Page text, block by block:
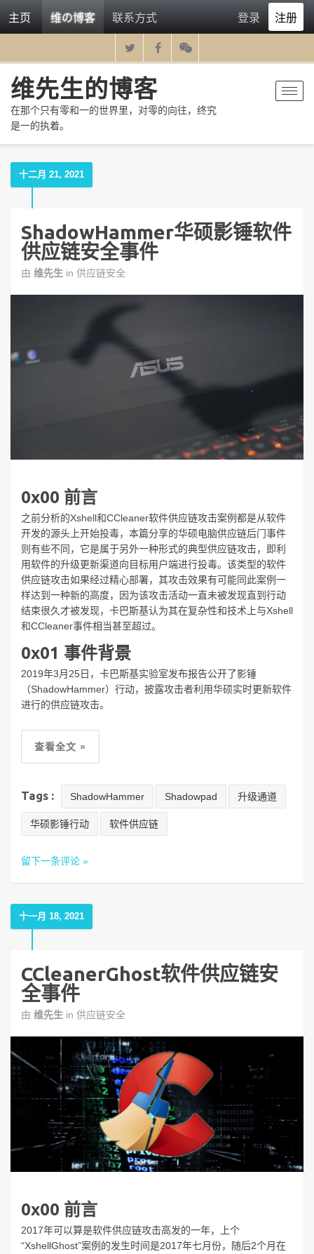
主页 维の博客 联系方式 登录 注册
维先生的博客
在那个只有零和一的世界里，对零的向往，终究
是一的执着。
十二月 21, 2021
ShadowHammer华硕影锤软件
供应链安全事件
由 维先生 in 供应链安全
0x00 前言
之前分析的Xshell和CCleaner软件供应链攻击案例都是从软件
开发的源头上开始投毒，本篇分享的华硕电脑供应链后门事件
则有些不同，它是属于另外一种形式的典型供应链攻击，即利
用软件的升级更新渠道向目标用户端进行投毒。该类型的软件
供应链攻击如果经过精心部署，其攻击效果有可能同此案例一
样达到一种新的高度，因为该攻击活动一直未被发现直到行动
结束很久才被发现，卡巴斯基认为其在复杂性和技术上与Xshell
和CCleaner事件相当甚至超过。
0x01 事件背景
2019年3月25日，卡巴斯基实验室发布报告公开了影锤
（ShadowHammer）行动，披露攻击者利用华硕实时更新软件
进行的供应链攻击。
查看全文 »
Tags : ShadowHammer Shadowpad 升级通道
华硕影锤行动 软件供应链
留下一条评论 »
十一月 18, 2021
CCleanerGhost软件供应链安
全事件
由 维先生 in 供应链安全
0x00 前言
2017年可以算是软件供应链攻击高发的一年，上个
“XshellGhost”案例的发生时间是2017年七月份，随后2个月在